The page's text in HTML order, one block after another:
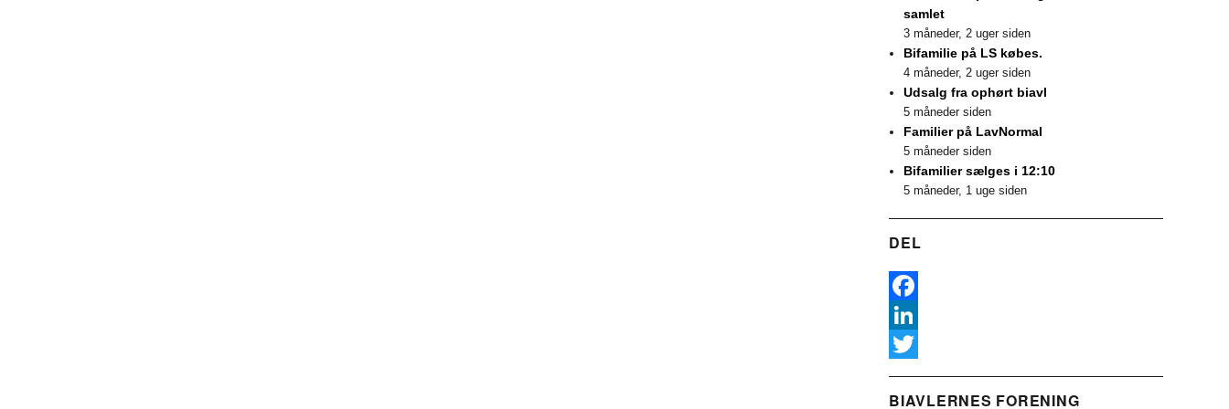
samlet
3 måneder, 2 uger siden
Bifamilie på LS købes.
4 måneder, 2 uger siden
Udsalg fra ophørt biavl
5 måneder siden
Familier på LavNormal
5 måneder siden
Bifamilier sælges i 12:10
5 måneder, 1 uge siden
DEL
F
a
e
L
nw
BIAVLERNES FORENING